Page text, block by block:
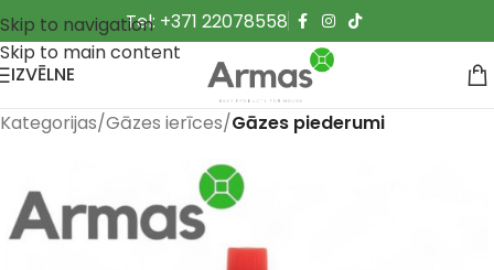
Skip to navigation
Skip to main content
Tel: +371 22078558
IZVĒLNE
Kategorijas Gāzes ierīces Gāzes piederumi